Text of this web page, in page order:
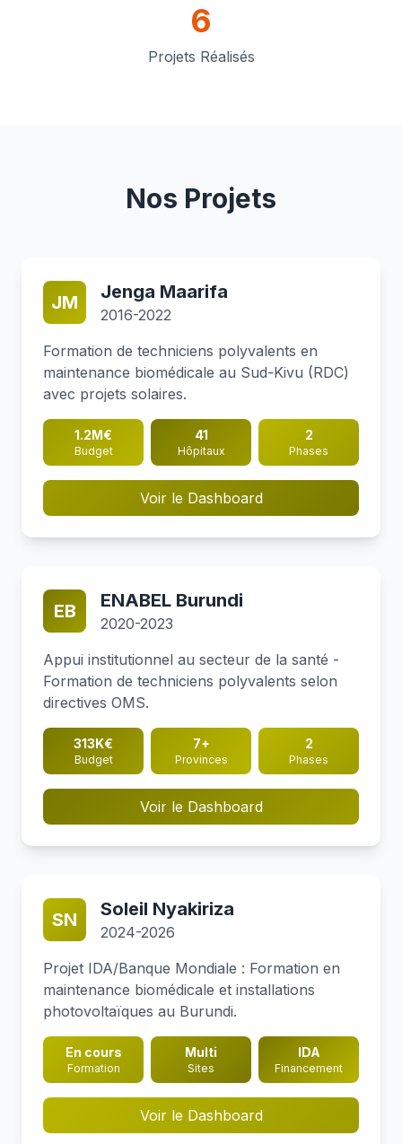
6
Projets Réalisés
Nos Projets
JM Jenga Maarifa
2016-2022
Formation de techniciens polyvalents en
maintenance biomédicale au Sud-Kivu (RDC)
avec projets solaires.
1.2M€
Budget
41
Hôpitaux
2
Phases
Voir le Dashboard
EB ENABEL Burundi
2020-2023
Appui institutionnel au secteur de la santé -
Formation de techniciens polyvalents selon
directives OMS.
313K€
Budget
7+
Provinces
2
Phases
Voir le Dashboard
SN Soleil Nyakiriza
2024-2026
Projet IDA/Banque Mondiale : Formation en
maintenance biomédicale et installations
photovoltaïques au Burundi.
En cours
Formation
Multi
Sites
IDA
Financement
Voir le Dashboard